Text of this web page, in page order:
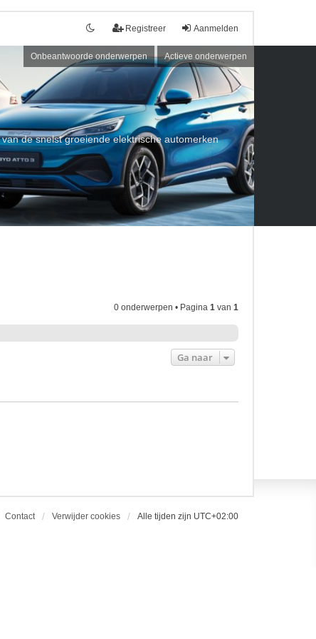
Aanmelden
Registreer
Onbeantwoorde onderwerpen Actieve onderwerpen
de snelst groeiende elektrische automerken
0 onderwerpen • Pagina 1 van 1
Ga naar
Contact Verwijder cookies Alle tijden zijn UTC+02:00